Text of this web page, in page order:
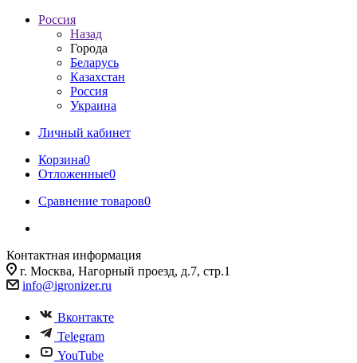
Россия
Назад
Города
Беларусь
Казахстан
Россия
Украина
Личный кабинет
Корзина0
Отложенные0
Сравнение товаров0
Контактная информация
г. Москва, Нагорный проезд, д.7, стр.1
info@igronizer.ru
Вконтакте
Telegram
YouTube